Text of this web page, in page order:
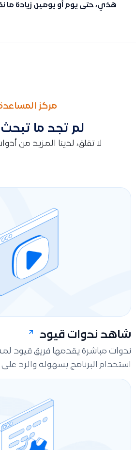
هذي، حتى يوم أو يومين زيادة ما
مركز
لم تجد ما
لا تقلق، لدينا المزيد من
شاهد ندوات قيود
ندوات مباشرة يقدمها فريق قيود
استخدام البرنامج بسهولة والرد على